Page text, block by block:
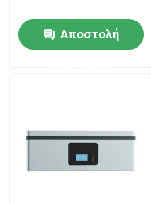
Από τον ηλιακό
Φορητός σταθμός
Αποστολή